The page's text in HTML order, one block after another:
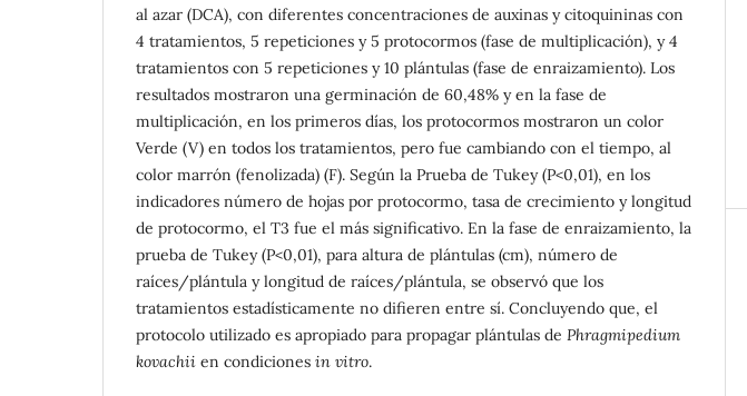
al azar (DCA), con diferentes concentraciones de auxinas y citoquininas con
4 tratamientos, 5 repeticiones y 5 protocormos (fase de multiplicación), y 4
tratamientos con 5 repeticiones y 10 plántulas (fase de enraizamiento). Los
resultados mostraron una germinación de 60,48% y en la fase de
multiplicación, en los primeros días, los protocormos mostraron un color
Verde (V) en todos los tratamientos, pero fue cambiando con el tiempo, al
color marrón (fenolizada) (F). Según la Prueba de Tukey (P<0,01), en los
indicadores número de hojas por protocormo, tasa de crecimiento y longitud
de protocormo, el T3 fue el más significativo. En la fase de enraizamiento, la
prueba de Tukey (P<0,01), para altura de plántulas (cm), número de
raíces/plántula y longitud de raíces/plántula, se observó que los
tratamientos estadísticamente no difieren entre sí. Concluyendo que, el
protocolo utilizado es apropiado para propagar plántulas de Phragmipedium
kovachii en condiciones in vitro.